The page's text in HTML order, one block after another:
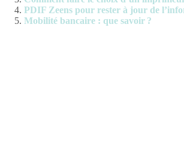
PDIF Zeens pour rester à jour de
Mobilité bancaire : que savoir ?